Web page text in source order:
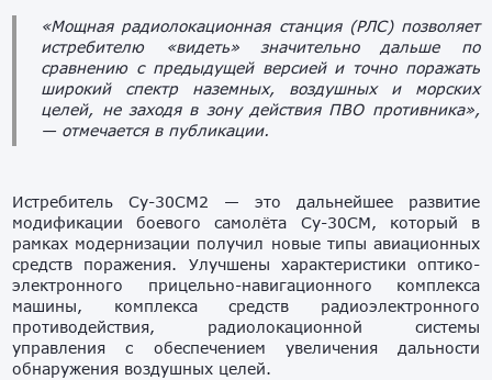
«Мощная радиолокационная станция (РЛС) позволяет
истребителю «видеть» значительно дальше по
сравнению с предыдущей версией и точно поражать
широкий спектр наземных, воздушных и морских
целей, не заходя в зону действия ПВО противника»,
— отмечается в публикации.
Истребитель Су-30СМ2 — это дальнейшее развитие
модификации боевого самолёта Су-30СМ, который в
рамках модернизации получил новые типы авиационных
средств поражения. Улучшены характеристики оптико-
электронного прицельно-навигационного комплекса
машины, комплекса средств радиоэлектронного
противодействия, радиолокационной системы
управления с обеспечением увеличения дальности
обнаружения воздушных целей.